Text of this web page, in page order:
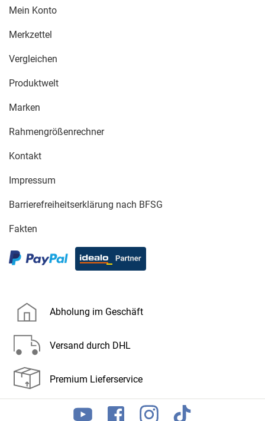
Mein Konto
Merkzettel
Vergleichen
Produktwelt
Marken
Rahmengrößenrechner
Kontakt
Impressum
Barrierefreiheitserklärung nach BFSG
Fakten
Abholung im Geschäft
Versand durch DHL
Premium Lieferservice